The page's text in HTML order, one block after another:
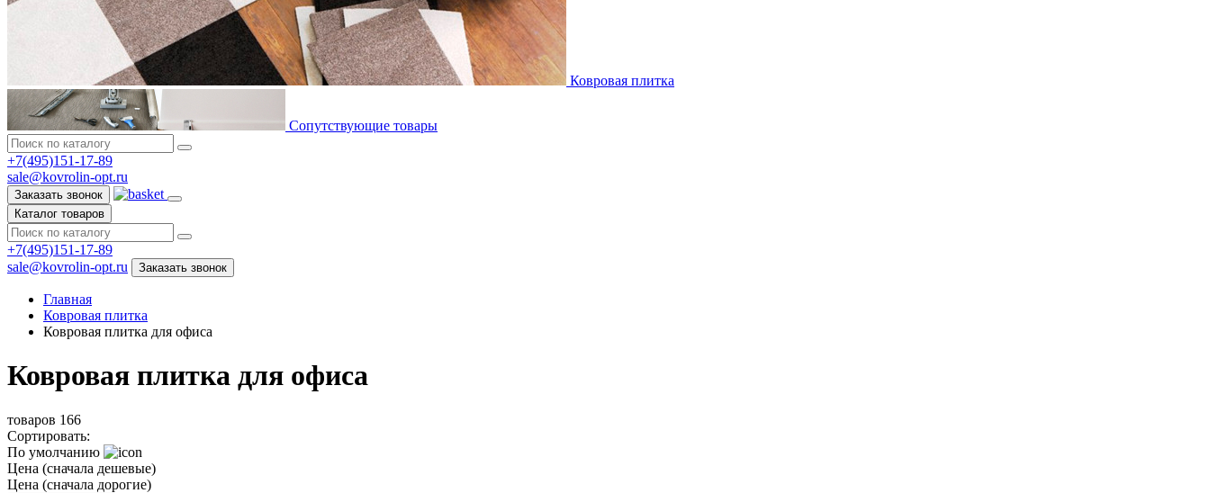
Ковровая плитка
Сопутствующие товары
+7(495)151-17-89
sale@kovrolin-opt.ru
Заказать звонок
Каталог товаров
+7(495)151-17-89
sale@kovrolin-opt.ru
Заказать звонок
Главная
Ковровая плитка
Ковровая плитка для офиса
Ковровая плитка для офиса
товаров 166
Сортировать:
По умолчанию
Цена (сначала дешевые)
Цена (сначала дорогие)